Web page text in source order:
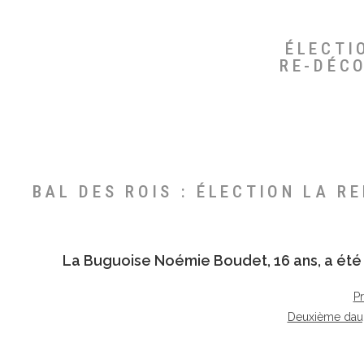
RE-
BAL DES ROIS : ÉLECTION LA
La Buguoise Noémie Boudet, 16 ans, a
Deuxième